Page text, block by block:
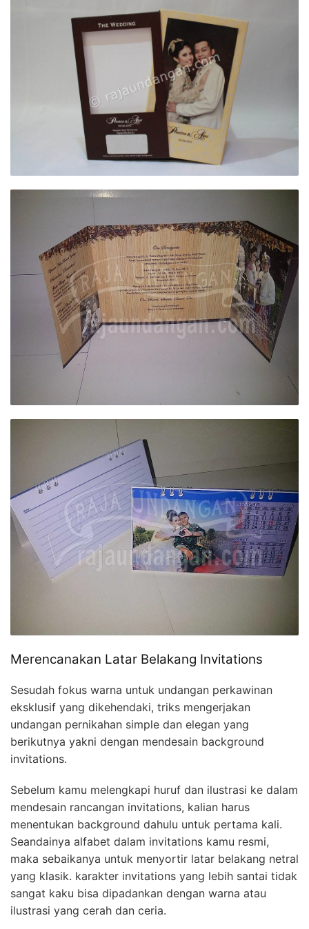
Merencanakan Latar Belakang Invitations
Sesudah fokus warna untuk undangan perkawinan
eksklusif yang dikehendaki, triks mengerjakan
undangan pernikahan simple dan elegan yang
berikutnya yakni dengan mendesain background
invitations.
Sebelum kamu melengkapi huruf dan ilustrasi ke dalam
mendesain rancangan invitations, kalian harus
menentukan background dahulu untuk pertama kali.
Seandainya alfabet dalam invitations kamu resmi,
maka sebaikanya untuk menyortir latar belakang netral
yang klasik. karakter invitations yang lebih santai tidak
sangat kaku bisa dipadankan dengan warna atau
ilustrasi yang cerah dan ceria.